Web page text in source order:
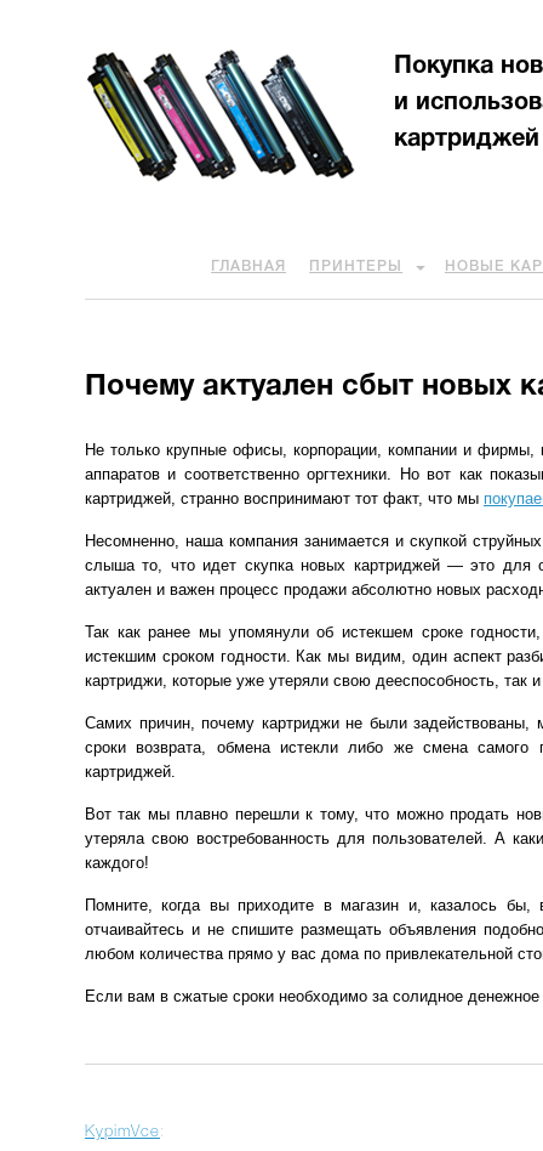
Покупка
и
картриджей
ГЛАВНАЯ ПРИНТЕРЫ НОВЫЕ
Почему актуален сбыт новых
Не только крупные офисы, корпорации, компании и фирмы,
аппаратов и соответственно оргтехники. Но вот как
картриджей, странно воспринимают тот факт, что мы
Несомненно, наша компания занимается и скупкой
слыша то, что идет скупка новых картриджей — это для
актуален и важен процесс продажи абсолютно новых
Так как ранее мы упомянули об истекшем сроке
истекшим сроком годности. Как мы видим, один аспект
картриджи, которые уже утеряли свою дееспособность, так
Самих причин, почему картриджи не были задействованы,
сроки возврата, обмена истекли либо же смена самого
картриджей.
Вот так мы плавно перешли к тому, что можно продать
утеряла свою востребованность для пользователей. А
каждого!
Помните, когда вы приходите в магазин и, казалось
отчаивайтесь и не спишите размещать объявления
любом количества прямо у вас дома по привлекательной
Если вам в сжатые сроки необходимо за солидное денежное
KypimVce: